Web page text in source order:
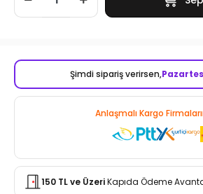
Şimdi sipariş verirsen,
Anlaşmalı Kargo
150 TL ve ÜzeriKapıda Ödeme